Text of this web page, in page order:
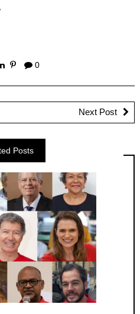
0
Next Post
Posts